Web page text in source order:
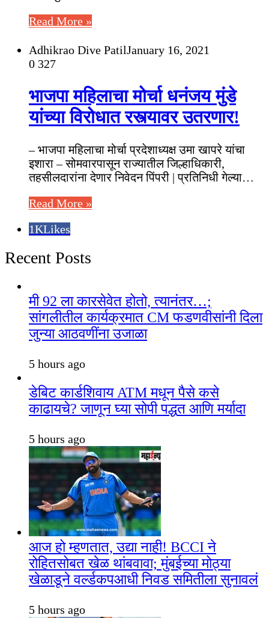
Read More »
Adhikrao Dive PatilJanuary 16, 2021
0 327
भाजपा महिलाचा मोर्चा धनंजय मुंडे
यांच्या विरोधात रस्त्यावर उतरणार!
– भाजपा महिलाचा मोर्चा प्रदेशाध्यक्ष उमा खापरे यांचा
इशारा – सोमवारपासून राज्यातील जिल्हाधिकारी,
तहसीलदारांना देणार निवेदन पिंपरी | प्रतिनिधी गेल्या…
Read More »
1KLikes
Recent Posts
मी 92 ला कारसेवेत होतो, त्यानंतर…;
सांगलीतील कार्यक्रमात CM फडणवीसांनी दिला
जुन्या आठवणींना उजाळा
5 hours ago
डेबिट कार्डशिवाय ATM मधून पैसे कसे
काढायचे? जाणून घ्या सोपी पद्धत आणि मर्यादा
5 hours ago
आज हो म्हणतात, उद्या नाही! BCCI ने
रोहितसोबत खेळ थांबवावा; मुंबईच्या मोठ्या
खेळाडूने वर्ल्डकपआधी निवड समितीला सुनावलं
5 hours ago